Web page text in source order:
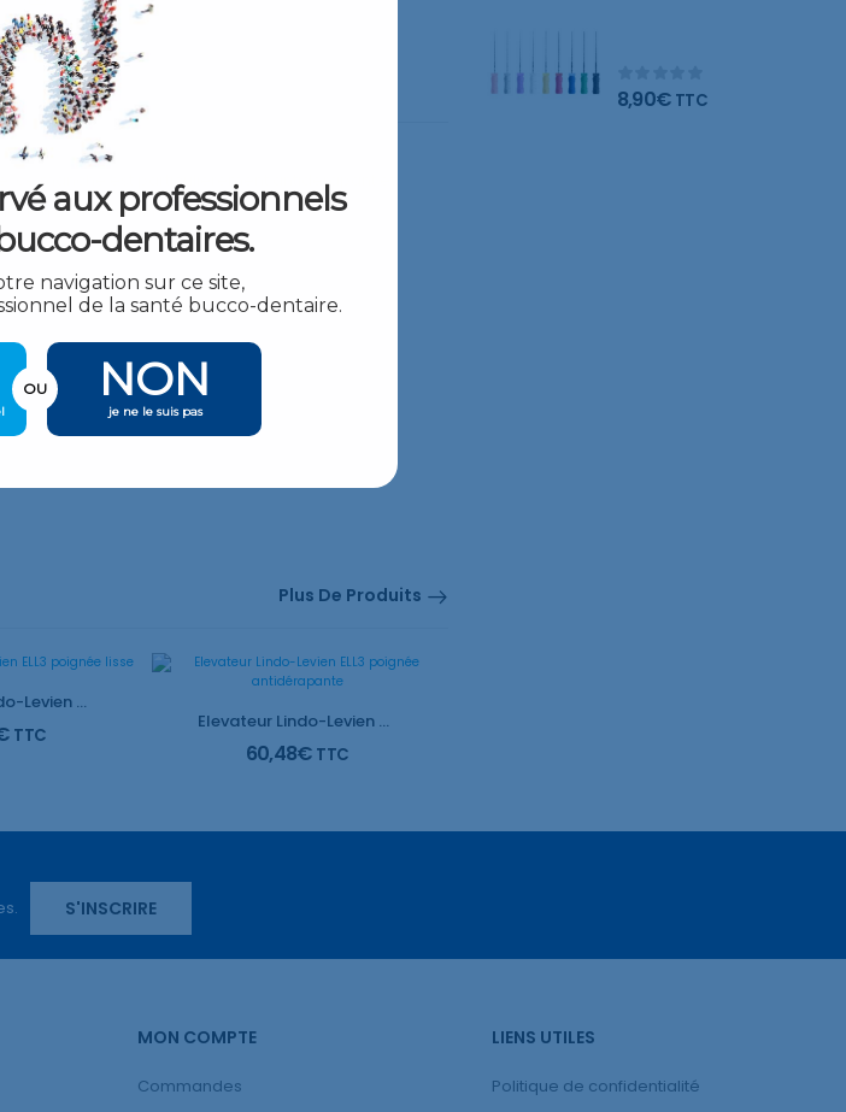
8,90€ TTC
ce manche est particulièrement antidérapant et
bien dans la main.
Plus De Produits
Elevateur Lindo-Levien ELL3 poignée lisse
TTC
Elevateur Lindo-Levien ELL3 poignée antidérapante
60,48€ TTC
S'INSCRIRE
MON COMPTE
Commandes
LIENS UTILES
Politique de confidentialité
aux professionnels
dentaires.
navigation sur ce site,
de la santé bucco-dentaire.
NON
je ne le suis pas
OU